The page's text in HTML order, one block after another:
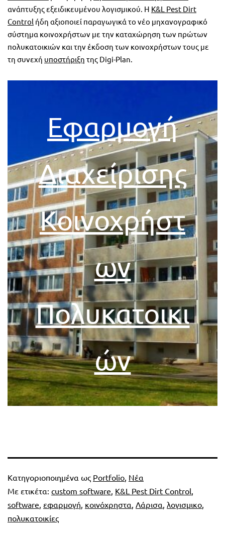
ανάπτυξης εξειδικευμένου λογισμικού. Η K&L Pest Dirt
Control ήδη αξιοποιεί παραγωγικά το νέο μηχανογραφικό
σύστημα κοινοχρήστων με την καταχώρηση των πρώτων
πολυκατοικιών και την έκδοση των κοινοχρήστων τους με
τη συνεχή υποστήριξη της Digi-Plan.
Εφαρμογή
Διαχείρισης
Κοινοχρήστ
ων
Πολυκατοικι
ών
Κατηγοριοποιημένα ως Portfolio, Νέα
Με ετικέτα: custom software, K&L Pest Dirt Control,
software, εφαρμογή, κοινόχρηστα, Λάρισα, λογισμικο,
πολυκατοικίες